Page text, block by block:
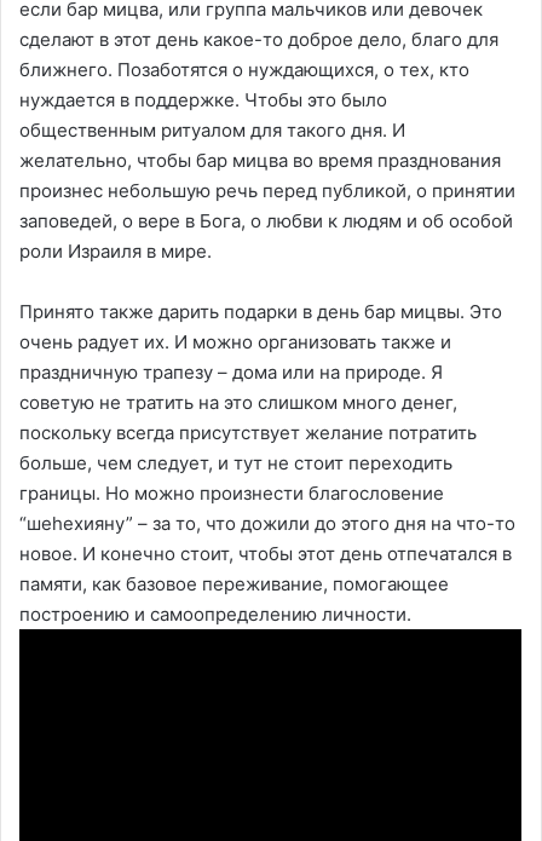
если бар мицва, или группа мальчиков или девочек
сделают в этот день какое-то доброе дело, благо для
ближнего. Позаботятся о нуждающихся, о тех, кто
нуждается в поддержке. Чтобы это было
общественным ритуалом для такого дня. И
желательно, чтобы бар мицва во время празднования
произнес небольшую речь перед публикой, о принятии
заповедей, о вере в Бога, о любви к людям и об особой
роли Израиля в мире.
Принято также дарить подарки в день бар мицвы. Это
очень радует их. И можно организовать также и
праздничную трапезу – дома или на природе. Я
советую не тратить на это слишком много денег,
поскольку всегда присутствует желание потратить
больше, чем следует, и тут не стоит переходить
границы. Но можно произнести благословение
“шеhехияну” – за то, что дожили до этого дня на что-то
новое. И конечно стоит, чтобы этот день отпечатался в
памяти, как базовое переживание, помогающее
построению и самоопределению личности.